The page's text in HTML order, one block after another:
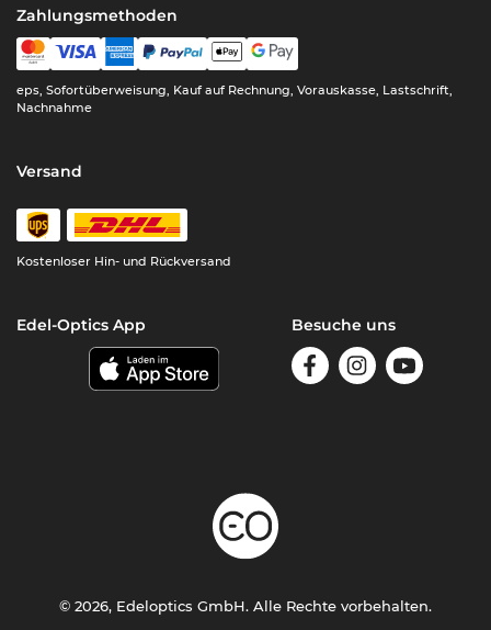
Zahlungsmethoden
eps, Sofortüberweisung, Kauf auf Rechnung, Vorauskasse, Lastschrift,
Nachnahme
Versand
Kostenloser Hin- und Rückversand
Edel-Optics App Besuche uns
© 2026, Edeloptics GmbH. Alle Rechte vorbehalten.